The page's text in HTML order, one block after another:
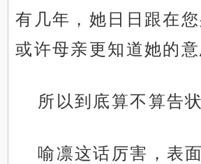
有几年，她日日跟在您
或许母亲更知道她的
所以到底算不算告
喻凛这话厉害，表